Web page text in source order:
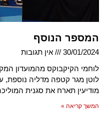
המספר הנוסף
30/01/2024
אין תגובות
לוחמי הקיקבוקס מהמועדון
לוטן מגר קטפה מדליה נוספת,
מודיעין תארח את סגנית
המשך קריאה »